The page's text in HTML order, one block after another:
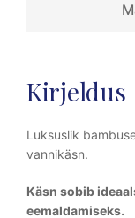
Kirjeldus
Luksuslik
vannikäsn.
Käsn sobib
eemaldamiseks.